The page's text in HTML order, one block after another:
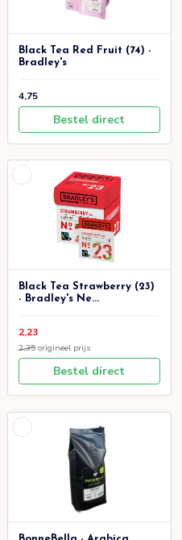
Black Tea Red Fruit (74) -
Bradley's
4,75
Bestel direct
Black Tea Strawberry (23)
- Bradley's Ne...
2,23
2,35origineel prijs
Bestel direct